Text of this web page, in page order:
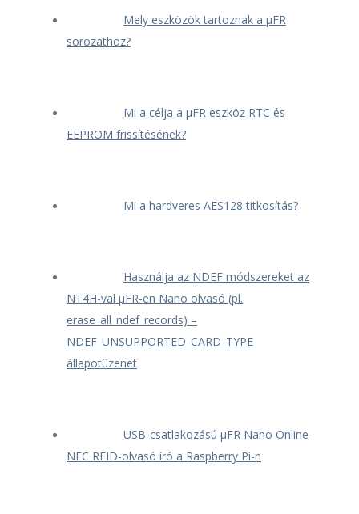
Mely eszközök tartoznak a μFR
sorozathoz?
Mi a célja a μFR eszköz RTC és
EEPROM frissítésének?
Mi a hardveres AES128 titkosítás?
Használja az NDEF módszereket az
NT4H-val μFR-en Nano olvasó (pl.
erase_all_ndef_records) –
NDEF_UNSUPPORTED_CARD_TYPE
állapotüzenet
USB-csatlakozású μFR Nano Online
NFC RFID-olvasó író a Raspberry Pi-n